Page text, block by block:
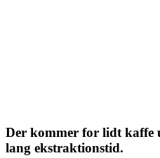
Der kommer for lidt kaffe
lang ekstraktionstid.